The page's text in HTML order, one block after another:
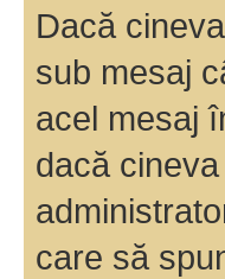
Dacă
sub mesaj
acel mesaj
dacă
care să